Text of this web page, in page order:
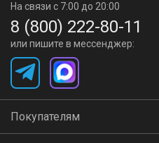
появится надпись «End»
- пассивная система
Преимущества
автоклавом
На связи с 7:00 до 20:00
8 (800) 222-80-11
или пишите в мессенджер:
Покупателям